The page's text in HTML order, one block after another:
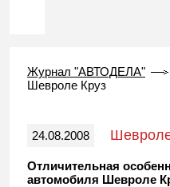
Журнал "АВТОДЕЛА"
Шевроле Круз
24.08.2008
Отличительная
автомобиля Шевроле